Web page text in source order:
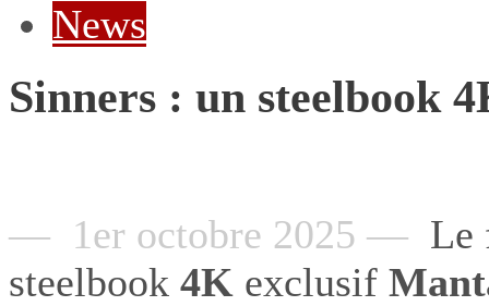
News
Sinners : un steelbook
— 1er octobre 2025 —
steelbook 4K exclusif